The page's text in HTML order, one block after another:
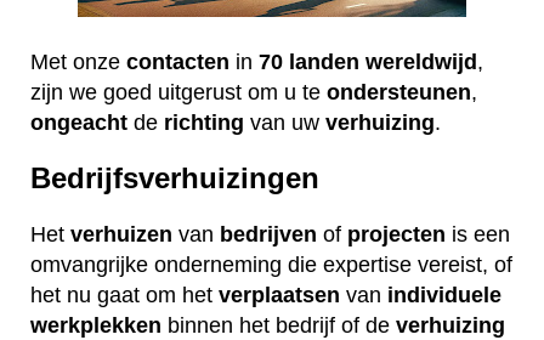
Met onze contacten in 70 landen wereldwijd,
zijn we goed uitgerust om u te ondersteunen,
ongeacht de richting van uw verhuizing.
Bedrijfsverhuizingen
Het verhuizen van bedrijven of projecten is een
omvangrijke onderneming die expertise vereist, of
het nu gaat om het verplaatsen van individuele
werkplekken binnen het bedrijf of de verhuizing